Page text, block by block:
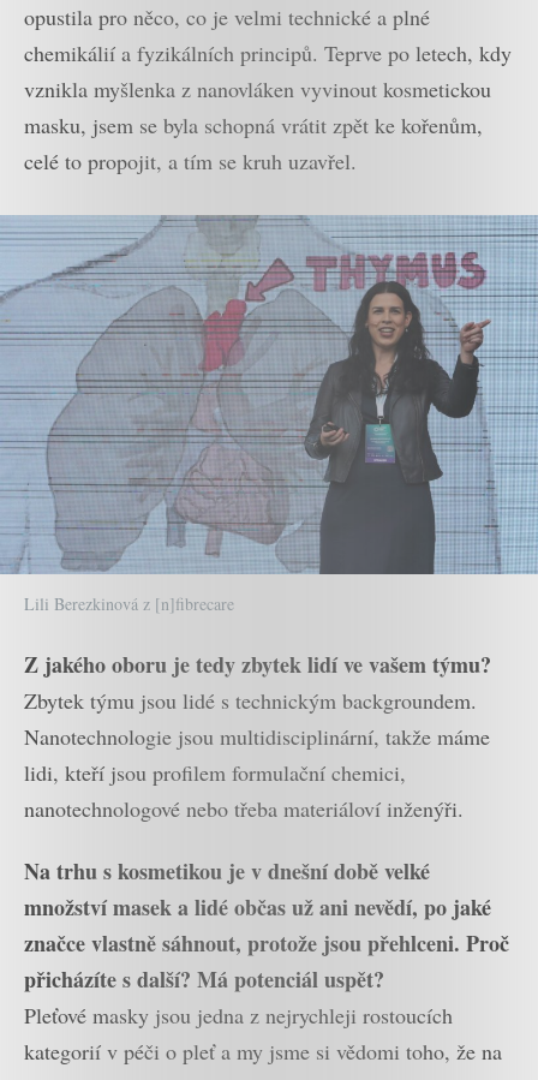
opustila pro něco, co je velmi technické a plné
chemikálií a fyzikálních principů. Teprve po letech, kdy
vznikla myšlenka z nanovláken vyvinout kosmetickou
masku, jsem se byla schopná vrátit zpět ke kořenům,
celé to propojit, a tím se kruh uzavřel.
Lili Berezkinová z [n]fibrecare
Z jakého oboru je tedy zbytek lidí ve vašem týmu?
Zbytek týmu jsou lidé s technickým backgroundem.
Nanotechnologie jsou multidisciplinární, takže máme
lidi, kteří jsou profilem formulační chemici,
nanotechnologové nebo třeba materiáloví inženýři.
Na trhu s kosmetikou je v dnešní době velké
množství masek a lidé občas už ani nevědí, po jaké
značce vlastně sáhnout, protože jsou přehlceni. Proč
přicházíte s další? Má potenciál uspět?
Pleťové masky jsou jedna z nejrychleji rostoucích
kategorií v péči o pleť a my jsme si vědomi toho, že na